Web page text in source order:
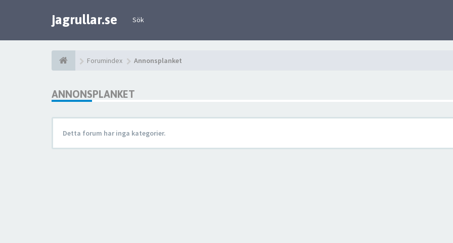
jagrullar.se Sök
Forumindex Annonsplanket
ANNONSPLANKET
Detta forum har inga kategorier.